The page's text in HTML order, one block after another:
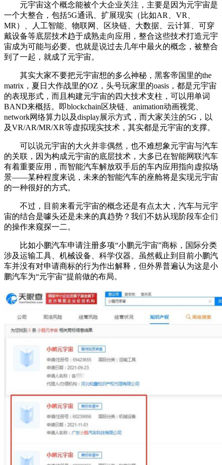
元宇宙这个概念能被个大企业关注，主要是因为元宇宙是
一个大整合，包括5G通讯、扩展现实（比如AR、VR、
MR）、人工智能、物联网、区块链、大数据、云计算、可穿
戴设备等底层技术趋于成熟走向应用，整合这些技术打造元宇
宙成为可能与必要。也就是说过去几年中最火的概念，被整合
到了一起，就成了元宇宙。
其实大家不要把元宇宙想的多么神秘，黑客帝国里的the
matrix，夏日大作战里的OZ，头号玩家里的oasis，都是元宇宙
的表现形式，而且构建元宇宙的四大技术支柱，可以用单词
BAND来概括。即blockchain区块链、animation动画视觉、
network网络算力以及display展示方式，而大家关注的5G，以
及VR/AR/MR/XR等虚拟现实技术，其实都是元宇宙的支撑。
可以说元宇宙的大火并非偶然，也不难想象元宇宙与汽车
的关联，因为构成元宇宙的底层技术，大多已在智能网联汽车
有着重要应用，而智能汽车解放双手后的车内应用指向虚拟场
景——某种程度来说，未来的智能汽车的座舱将是实现元宇宙
的一种很好的方式。
不过，目前来看元宇宙的概念还是有点太大，汽车与元宇
宙的结合是噱头还是未来的真趋势？我们不妨从现阶段车企们
的操作来窥探一二。
比如小鹏汽车申请注册多项“小鹏元宇宙”商标，国际分类
涉及运输工具、机械设备、科学仪器。虽然截止到目前小鹏汽
车并没有对申请商标的行为作出解释，但外界普遍认为这是小
鹏汽车为“元宇宙”提前做的布局。